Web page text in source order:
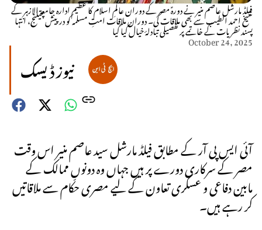
فیلڈ مارشل عاصم منیر نے دورہؑ مصر کے دوران عالمِ اسلام کا عظیم ادارہ جامعۃ الازہر کے
شیخ احمد الطیب سے بھی ملاقات کی۔ دوران ملاقات امتِ مسلمہ کو درپیش چیلنج، انتہا
پسند نظریات کے خاتمے پر تفصیلی تبادلۂ خیال کیا گیا
October 24, 2025
نیوز ڈیسک
آئی ایس پی آر کے مطابق فیلڈ مارشل سید عاصم منیر اس وقت
مصر کے سرکاری دورے پر ہیں جہاں وہ دونوں ممالک کے
مابین دفاعی و عسکری تعاون کے لیے مصری حکّام سے ملاقاتیں
کر رہے ہیں۔